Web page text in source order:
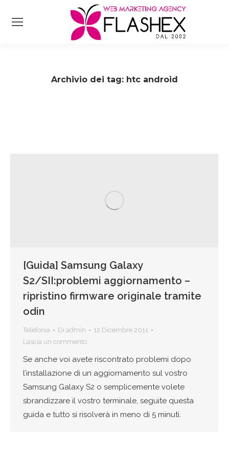
Archivio dei tag: htc android
[Guida] Samsung Galaxy
S2/SII:problemi aggiornamento –
ripristino firmware originale tramite
odin
Telefonia Di admin
12 Dicembre 2011
Lascia un commento
Se anche voi avete riscontrato problemi dopo
l’installazione di un aggiornamento sul vostro
Samsung Galaxy S2 o semplicemente volete
sbrandizzare il vostro terminale, seguite questa
guida e tutto si risolverà in meno di 5 minuti.